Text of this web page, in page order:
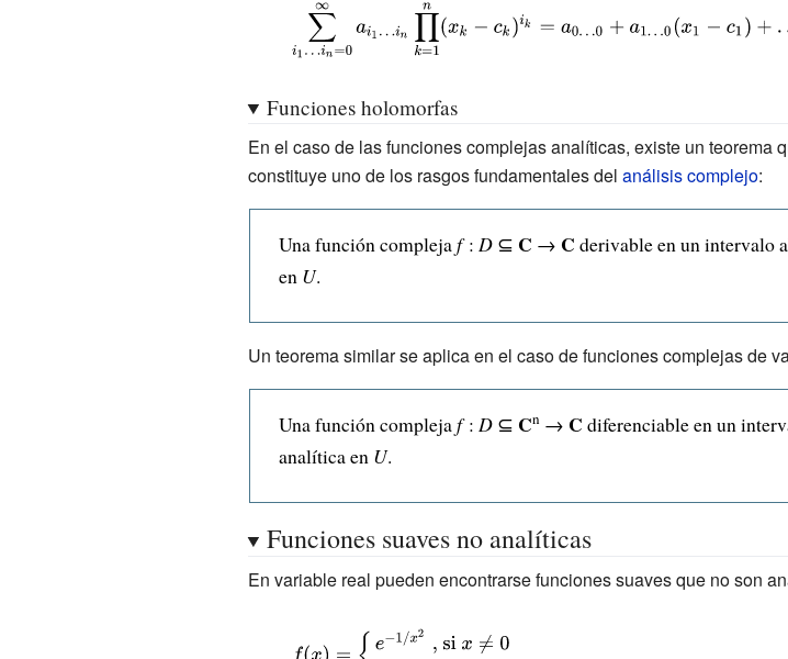
{\displaystyle \sum
_{i_{1}\ldots
}a_{i_{1}\ldots
i_{n}}\prod _{k=1}^{n}
(x_{k}-
c_{k})^{i_{k}}=a_{0\ldots
0}+a_{1\ldots 0}(x_{1}-
c_{1})+\ldots +a_{0\ldots
(x_{1}-
c_{1})^{2}+a_{11\ldots 0}
(x_{1}-c_{1})(x_{2}-
c_{2})+\ldots }
Funciones holomorfas
En el caso de las funciones complejas analíticas, existe un teorema
constituye uno de los rasgos fundamentales del análisis complejo:
Una función complejaf : D ⊆ C → C derivable en un intervalo
en U.
Un teorema similar se aplica en el caso de funciones complejas de
Una función complejaf : D ⊆ Cn → C diferenciable en un
analítica en U.
Funciones suaves no analíticas
En variable real pueden encontrarse funciones suaves que no son
{\displaystyle f(x)=\left\